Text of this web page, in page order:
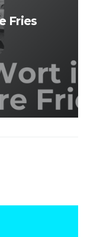
Fries